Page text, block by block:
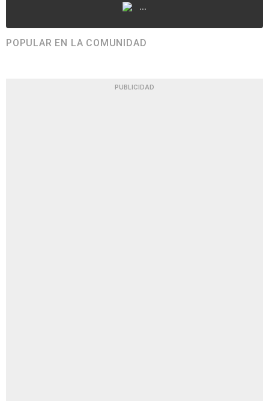
...
POPULAR EN LA COMUNIDAD
PUBLICIDAD